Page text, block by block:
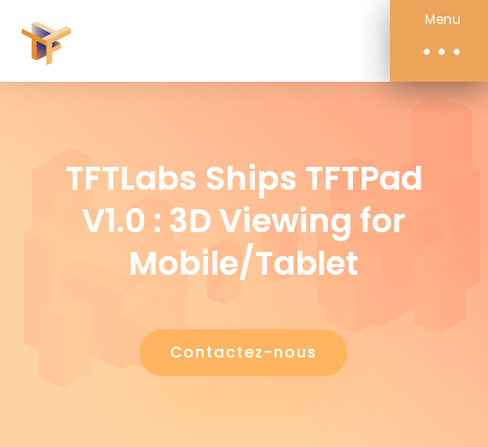
Menu
TFTLabs Ships TFTPad
V1.0 : 3D Viewing for
Mobile/Tablet
Contactez-nous